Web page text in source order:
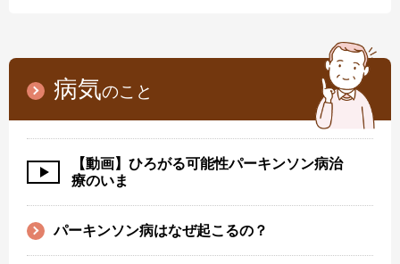
病気のこと
【動画】ひろがる可能性パーキンソン病治
療のいま
パーキンソン病はなぜ起こるの？